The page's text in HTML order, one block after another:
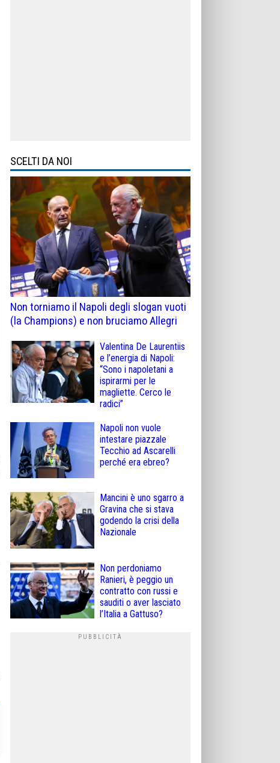
SCELTI DA NOI
Non torniamo il Napoli degli slogan vuoti
(la Champions) e non bruciamo Allegri
Valentina De Laurentiis
e l’energia di Napoli:
“Sono i napoletani a
ispirarmi per le
magliette. Cerco le
radici”
Napoli non vuole
intestare piazzale
Tecchio ad Ascarelli
perché era ebreo?
Mancini è uno sgarro a
Gravina che si stava
godendo la crisi della
Nazionale
Non perdoniamo
Ranieri, è peggio un
contratto con russi e
sauditi o aver lasciato
l’Italia a Gattuso?